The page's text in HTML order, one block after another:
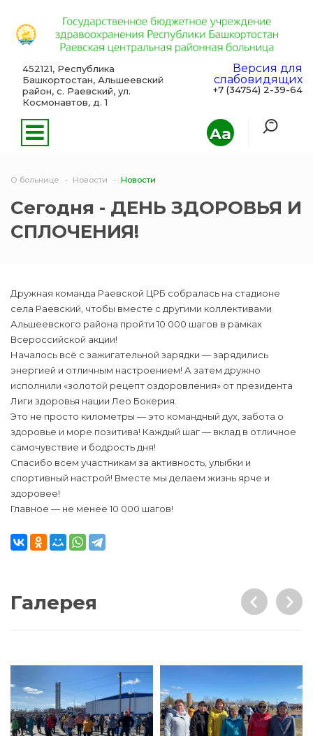
Aa
452121, Республика
Башкортостан, Альшеевский
район, с. Раевский, ул.
Космонавтов, д. 1
Версия для
слабовидящих
+7 (34754) 2-39-64
О больнице Новости Новости
Сегодня - ДЕНЬ ЗДОРОВЬЯ И
СПЛОЧЕНИЯ!
Дружная команда Раевской ЦРБ собралась на стадионе
села Раевский, чтобы вместе с другими коллективами
Альшеевского района пройти 10 000 шагов в рамках
Всероссийской акции!
Началось всё с зажигательной зарядки — зарядились
энергией и отличным настроением! А затем дружно
исполнили «золотой рецепт оздоровления» от президента
Лиги здоровья нации Лео Бокерия.
Это не просто километры — это командный дух, забота о
здоровье и море позитива! Каждый шаг — вклад в отличное
самочувствие и бодрость дня!
Спасибо всем участникам за активность, улыбки и
спортивный настрой! Вместе мы делаем жизнь ярче и
здоровее!
Главное — не менее 10 000 шагов!
Галерея